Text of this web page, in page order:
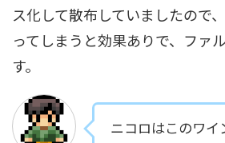
ス化して散布していましたので
ってしまうと効果ありで、ファ
す。
ニコロはこのワ